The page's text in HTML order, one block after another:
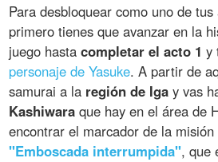
Para desbloquear como uno de
primero tienes que avanzar en la
juego hastacompletar el acto 1 y
personaje de Yasuke. A partir de
samurai a la región de Iga y vas
Kashiwara que hay en el área de
encontrar el marcador de la
"Emboscada interrumpida", que